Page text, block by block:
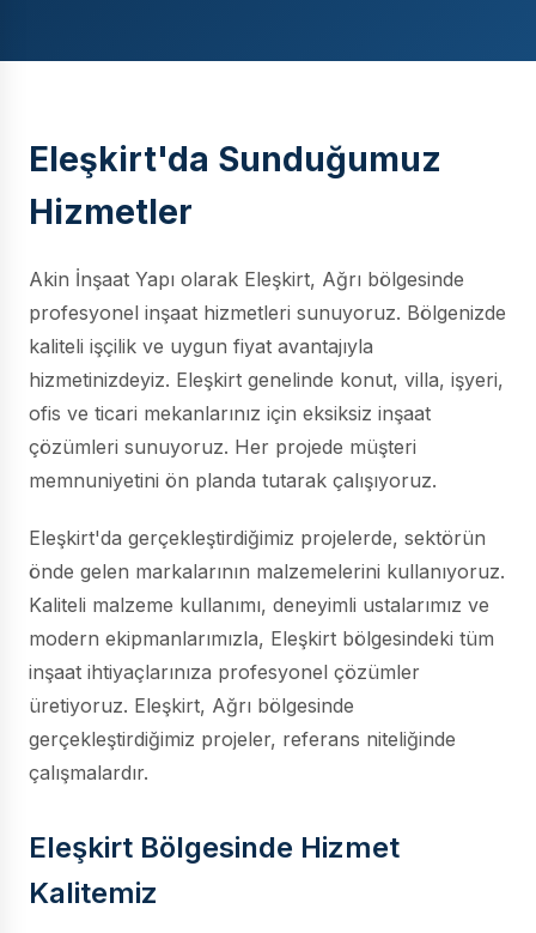
Eleşkirt'da Sunduğumuz
Hizmetler
Akin İnşaat Yapı olarak Eleşkirt, Ağrı bölgesinde
profesyonel inşaat hizmetleri sunuyoruz. Bölgenizde
kaliteli işçilik ve uygun fiyat avantajıyla
hizmetinizdeyiz. Eleşkirt genelinde konut, villa, işyeri,
ofis ve ticari mekanlarınız için eksiksiz inşaat
çözümleri sunuyoruz. Her projede müşteri
memnuniyetini ön planda tutarak çalışıyoruz.
Eleşkirt'da gerçekleştirdiğimiz projelerde, sektörün
önde gelen markalarının malzemelerini kullanıyoruz.
Kaliteli malzeme kullanımı, deneyimli ustalarımız ve
modern ekipmanlarımızla, Eleşkirt bölgesindeki tüm
inşaat ihtiyaçlarınıza profesyonel çözümler
üretiyoruz. Eleşkirt, Ağrı bölgesinde
gerçekleştirdiğimiz projeler, referans niteliğinde
çalışmalardır.
Eleşkirt Bölgesinde Hizmet
Kalitemiz